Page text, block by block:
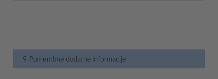
9. Pomembne dodatne informacije